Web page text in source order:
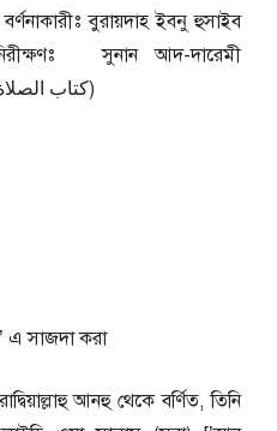
বুরায়দাহ ইবনু হুসাইব
সুনান আদ-দারেমী
(হাদিসবিডি) ২. সালাত অধ্যায় (كتاب الصلاة)
এ সাজদা করা
আনহু থেকে বর্ণিত, তিনি